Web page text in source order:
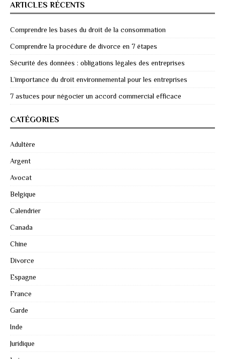
ARTICLES RÉCENTS
Comprendre les bases du droit de la consommation
Comprendre la procédure de divorce en 7 étapes
Sécurité des données : obligations légales des entreprises
L’importance du droit environnemental pour les entreprises
7 astuces pour négocier un accord commercial efficace
CATÉGORIES
Adultère
Argent
Avocat
Belgique
Calendrier
Canada
Chine
Divorce
Espagne
France
Garde
Inde
Juridique